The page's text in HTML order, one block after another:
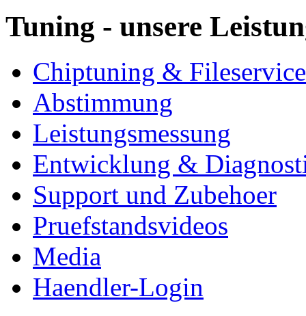
Tuning - unsere
Chiptuning & Fileservice
Abstimmung
Leistungsmessung
Entwicklung &
Support und Zubehoer
Pruefstandsvideos
Media
Haendler-Login